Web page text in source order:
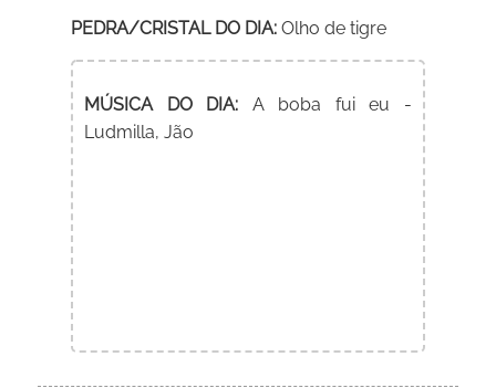
PEDRA/CRISTAL DO DIA: Olho de tigre
MÚSICA DO DIA: A boba fui eu -
Ludmilla, Jão